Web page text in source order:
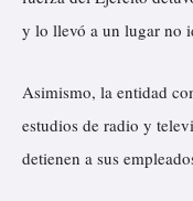
y lo llevó a un lugar no
Asimismo, la entidad
estudios de radio y
detienen a sus